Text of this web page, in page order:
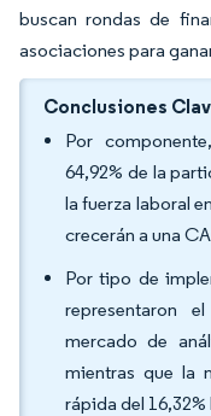
buscan rondas de
asociaciones para
Conclusiones
Por
64,92% de la
la fuerza laboral
crecerán a una
Por tipo de
representaron
mercado de
mientras que la
rápida del 16,32%